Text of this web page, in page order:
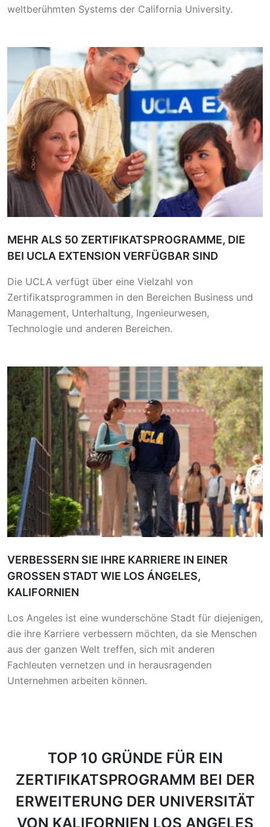
weltberühmten Systems der California University.
MEHR ALS 50 ZERTIFIKATSPROGRAMME, DIE
BEI UCLA EXTENSION VERFÜGBAR SIND
Die UCLA verfügt über eine Vielzahl von
Zertifikatsprogrammen in den Bereichen Business und
Management, Unterhaltung, Ingenieurwesen,
Technologie und anderen Bereichen.
VERBESSERN SIE IHRE KARRIERE IN EINER
GROSSEN STADT WIE LOS ÁNGELES,
KALIFORNIEN
Los Angeles ist eine wunderschöne Stadt für diejenigen,
die ihre Karriere verbessern möchten, da sie Menschen
aus der ganzen Welt treffen, sich mit anderen
Fachleuten vernetzen und in herausragenden
Unternehmen arbeiten können.
TOP 10 GRÜNDE FÜR EIN
ZERTIFIKATSPROGRAMM BEI DER
ERWEITERUNG DER UNIVERSITÄT
VON KALIFORNIEN LOS ANGELES